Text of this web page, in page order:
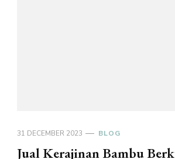
31 DECEMBER 2023 BLOG
Jual Kerajinan Bambu